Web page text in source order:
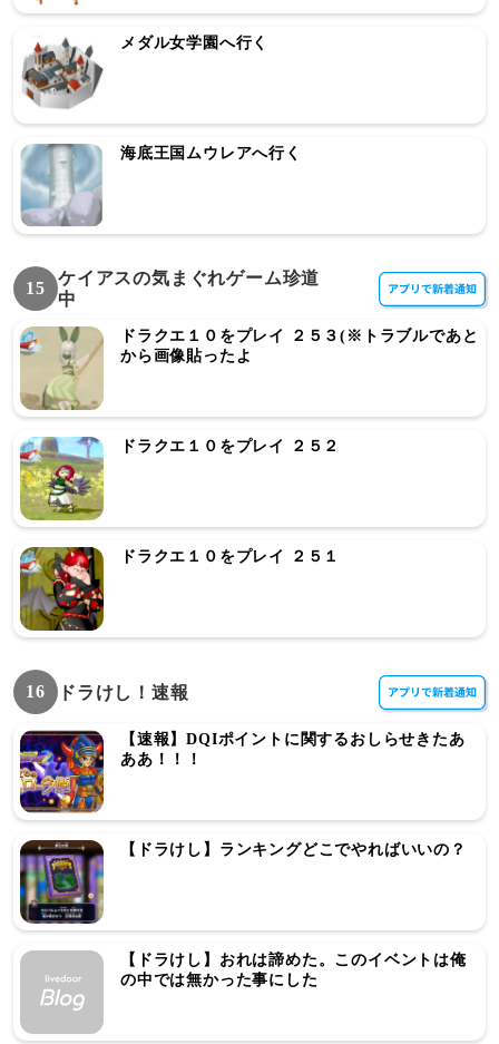
メダル女学園へ行く
海底王国ムウレアへ行く
15
ケイアスの気まぐれゲーム珍道
中
ドラクエ１０をプレイ ２５３(※トラブルであと
から画像貼ったよ
ドラクエ１０をプレイ ２５２
ドラクエ１０をプレイ ２５１
16 ドラけし！速報
【速報】DQIポイントに関するおしらせきたあ
ああ！！！
【ドラけし】ランキングどこでやればいいの？
【ドラけし】おれは諦めた。このイベントは俺
の中では無かった事にした